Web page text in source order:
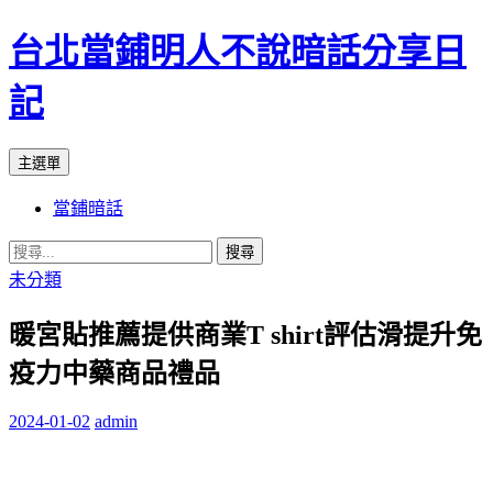
台北當鋪明人不說暗話分享日
記
搜
主選單
內
容
當鋪暗話
搜
尋
鍵
字:
未分類
暖宮貼推薦提供商業T shirt評估滑提升免
疫力中藥商品禮品
2024-01-02 admin